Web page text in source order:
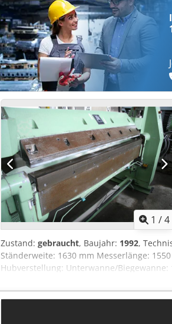
1 /4
Zustand: gebraucht, Baujahr: 1992,
Ständerweite: 1630 mm Messerlänge:
Hubverstellung: Unterwanne/
Biegewinkel max.: 93 (L-/Z-biegen) und
4,5 kW Maschinengewicht ca.: 1,8 t
m Abmessungen Hydraulik: 1400 x 700 x